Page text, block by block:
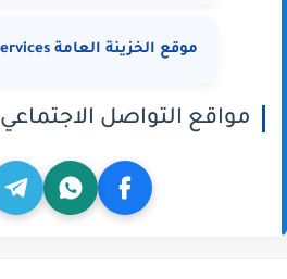
موقع الخزينة العامة eservices
مواقع التواصل الاجتماعي